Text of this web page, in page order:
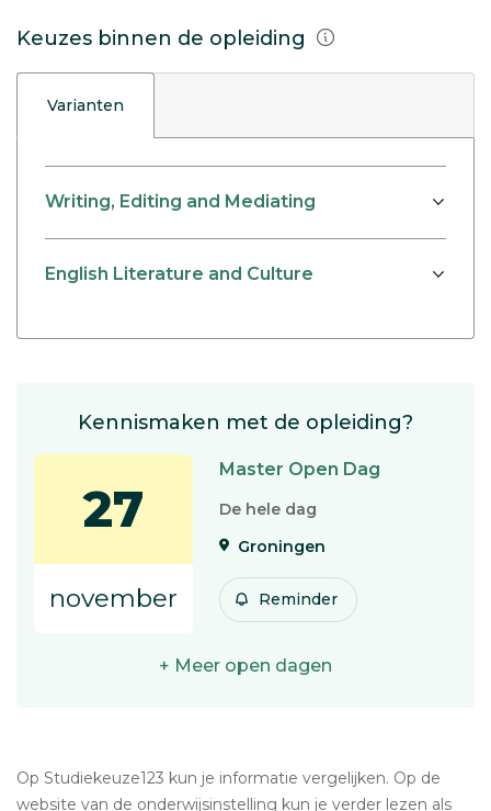
Keuzes binnen de opleiding
Varianten
Writing, Editing and Mediating
English Literature and Culture
Kennismaken met de opleiding?
27
november
Master Open Dag
De hele dag
Groningen
Reminder
+ Meer open dagen
Op Studiekeuze123 kun je informatie vergelijken. Op de
website van de onderwijsinstelling kun je verder lezen als